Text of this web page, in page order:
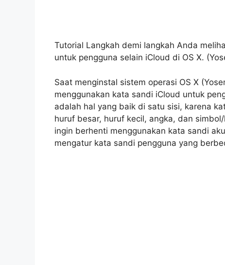
Tutorial Langkah demi langkah Anda
untuk pengguna selain iCloud di OS X.
Saat menginstal sistem operasi OS X
menggunakan kata sandi iCloud untuk
adalah hal yang baik di satu sisi, karena
huruf besar, huruf kecil, angka, dan
ingin berhenti menggunakan kata sandi
mengatur kata sandi pengguna yang